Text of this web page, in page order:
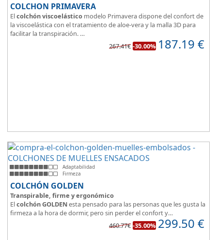
COLCHON PRIMAVERA
Elcolchón viscoelástico modelo Primavera dispone del confort de
la viscoelástica con el tratamiento de aloe-vera y la malla 3D para
facilitar la transpiración.
Según medida del colchón estamos hablando tanto de un colchón
267.41€ -30.00% 187.19 €
Adaptabilidad
Firmeza
COLCHÓN GOLDEN
Transpirable, firme y ergonómico
Elcolchón GOLDENesta pensado para las personas que les gusta la
firmeza a la hora de dormir, pero sin perder el confort y
adaptabilidad que nos ofrece la viscoelástica.
Su excelente diseño, suave tejido e independencia de lechos,
460.77€ -35.00% 299.50 €